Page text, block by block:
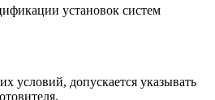
установок систем
условий, допускается указывать